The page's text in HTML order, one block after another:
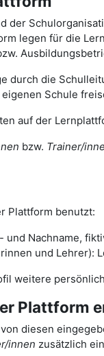
legen für die
durch die
Schule
auf der
bzw. Trainer/
Plattform benutzt:
Nachname,
und Lehrer):
weitere
Plattform
von diesen
innen zusätzlich